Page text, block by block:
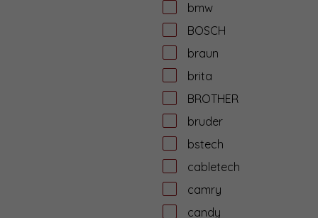
bmw
BOSCH
braun
brita
BROTHER
bruder
bstech
cabletech
camry
candy